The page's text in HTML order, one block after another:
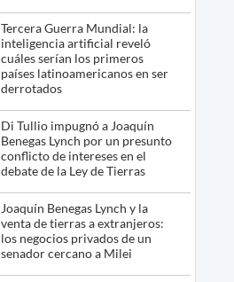
Tercera Guerra Mundial: la
inteligencia artificial reveló
cuáles serían los primeros
países latinoamericanos en ser
derrotados
Di Tullio impugnó a Joaquín
Benegas Lynch por un presunto
conflicto de intereses en el
debate de la Ley de Tierras
Joaquín Benegas Lynch y la
venta de tierras a extranjeros:
los negocios privados de un
senador cercano a Milei